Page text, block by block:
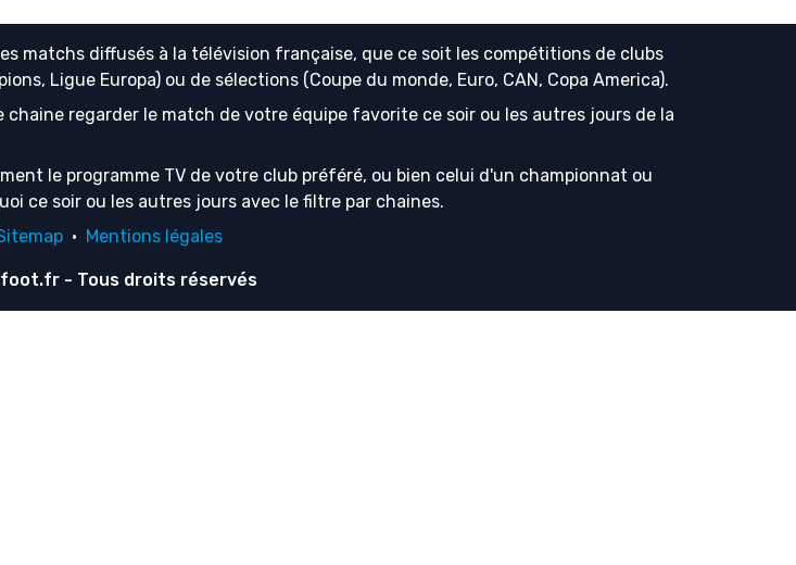
matchs diffusés à la télévision française, que ce soit les compétitions de clubs
Ligue Europa) ou de sélections (Coupe du monde, Euro, CAN, Copa America).
regarder le match de votre équipe favorite ce soir ou les autres jours de la
le programme TV de votre club préféré, ou bien celui d'un championnat ou
ce soir ou les autres jours avec le filtre par chaines.
· Mentions légales
- Tous droits réservés